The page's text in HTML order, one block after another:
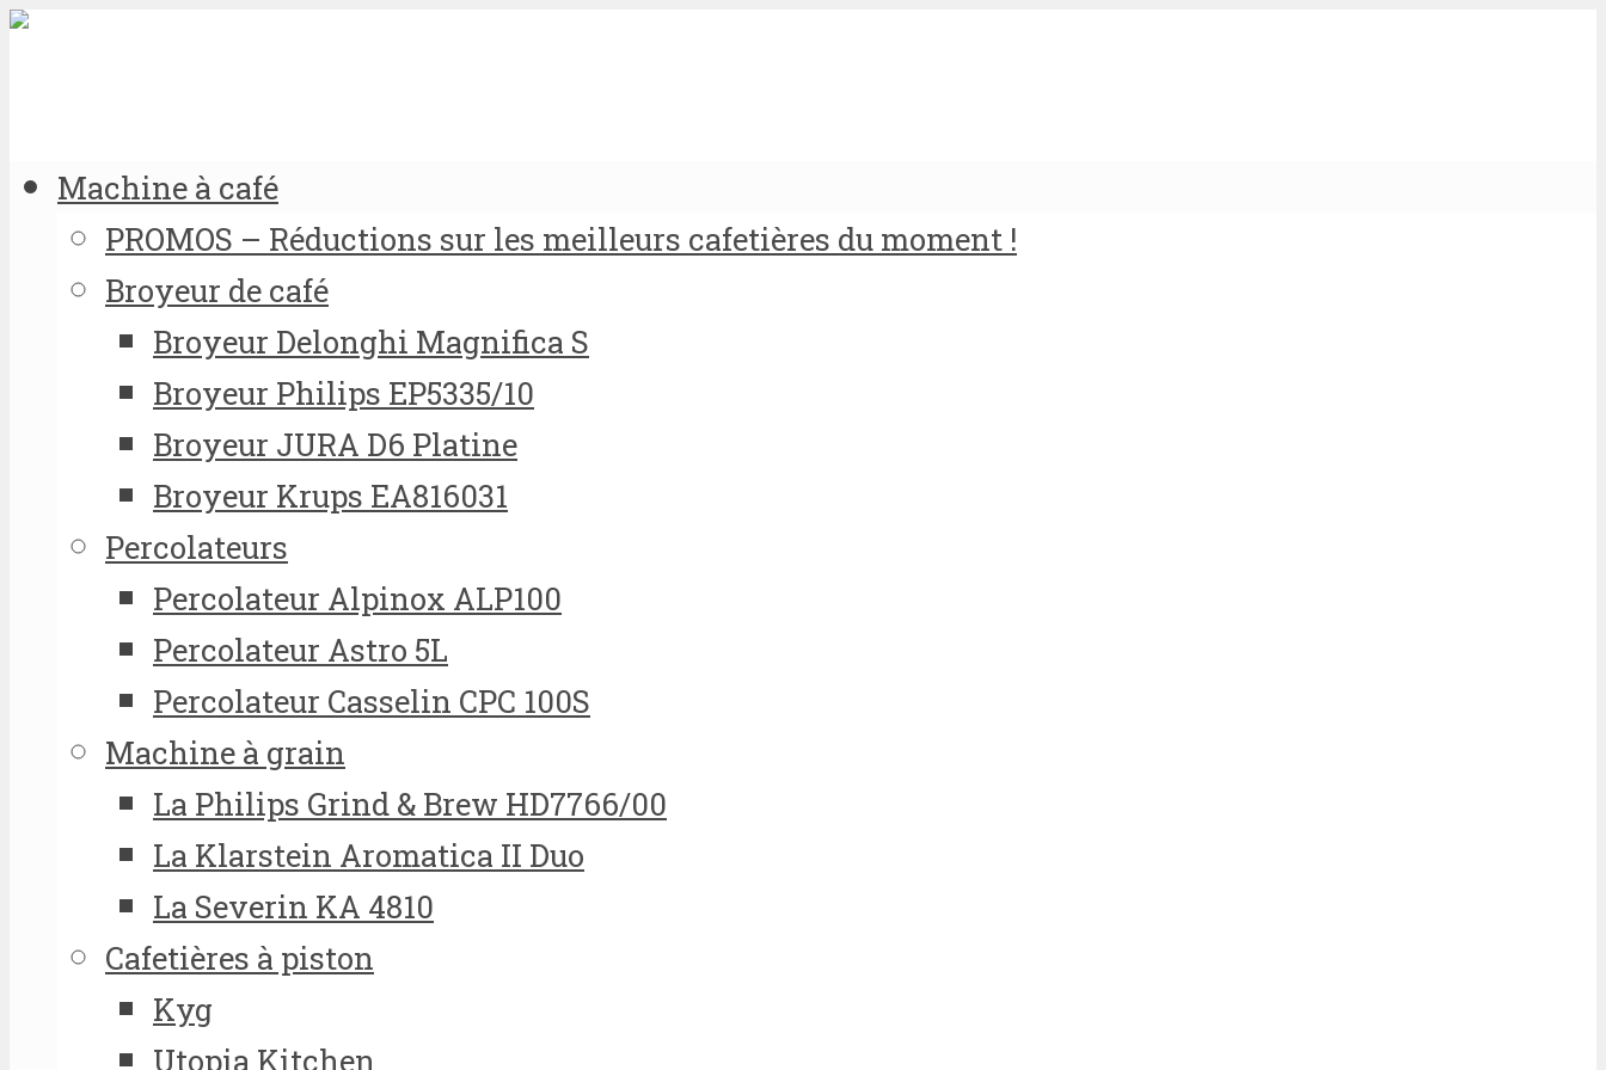
Machine à café
PROMOS – Réductions sur les meilleurs cafetières du moment !
Broyeur de café
Broyeur Delonghi Magnifica S
Broyeur Philips EP5335/10
Broyeur JURA D6 Platine
Broyeur Krups EA816031
Percolateurs
Percolateur Alpinox ALP100
Percolateur Astro 5L
Percolateur Casselin CPC 100S
Machine à grain
La Philips Grind & Brew HD7766/00
La Klarstein Aromatica II Duo
La Severin KA 4810
Cafetières à piston
Kyg
Utopia Kitchen